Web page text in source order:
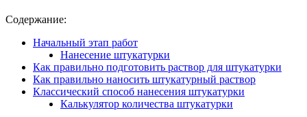
Содержание:
Начальный этап работ
Нанесение штукатурки
Как правильно подготовить раствор для штукатурки
Как правильно наносить штукатурный раствор
Классический способ нанесения штукатурки
Калькулятор количества штукатурки